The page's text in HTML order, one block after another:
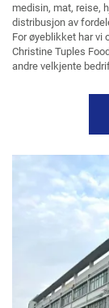
medisin, mat, reise,
distribusjon av
For øyeblikket har vi
Christine Tuples
andre velkjente